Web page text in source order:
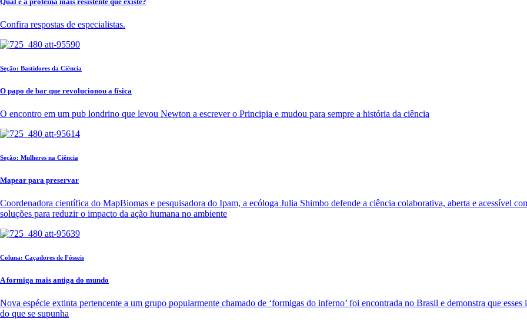
Confira respostas de especialistas.
Seção: Bastidores da Ciência
O papo de bar que revolucionou a física
O encontro em um pub londrino que levou Newton a escrever o Principia e mudou para sempre a história da ciência
Seção: Mulheres na Ciência
Mapear para preservar
Coordenadora científica do MapBiomas e pesquisadora do Ipam, a ecóloga Julia Shimbo defende a ciência colaborativa, aberta e acessível
soluções para reduzir o impacto da ação humana no ambiente
Coluna: Caçadores de Fósseis
A formiga mais antiga do mundo
Nova espécie extinta pertencente a um grupo popularmente chamado de ‘formigas do inferno’ foi encontrada no Brasil e demonstra que
do que se supunha